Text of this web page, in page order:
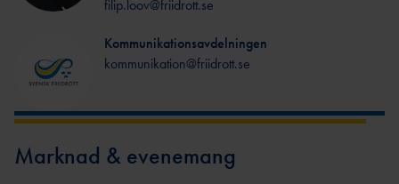
VERKSAMHETSSYSTEM
IDROTTONLI
NE
RÅD & TIPS OM
2024
DOMARE
TÄVLINGENS
ABC
E
RE
filip.loov@friidrott.se
Kommunikationsavdelningen
kommunikation@friidrott.se
Marknad & evenemang